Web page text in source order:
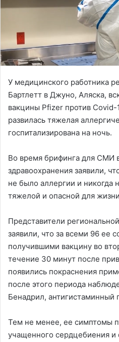
У медицинского работника
Бартлетт в Джуно, Аляска,
вакцины Pfizer против
развилась тяжелая
госпитализирована на ночь.
Во время брифинга для СМИ
здравоохранения заявили,
не было аллергии и никогда
тяжелой и опасной для
Представители
заявили, что за всеми 96 ее
получившими вакцину во
течение 30 минут после
появились покраснения
после этого периода
Бенадрил, антигистаминный
Тем не менее, ее симптомы
учащенного сердцебиения